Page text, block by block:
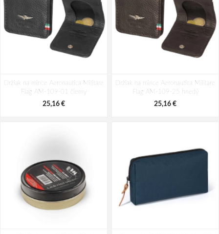
Helix AM-484-01 černá 26 L
146,58 €
USB AM-514-05 modrá 16 L
125,58 €
Držiak na mince Aeronautica Militare
Flag AM-109-01 čierny
25,16 €
Držiak na mince Aeronautica Militare
Flag AM-109-25 hnedý
25,16 €